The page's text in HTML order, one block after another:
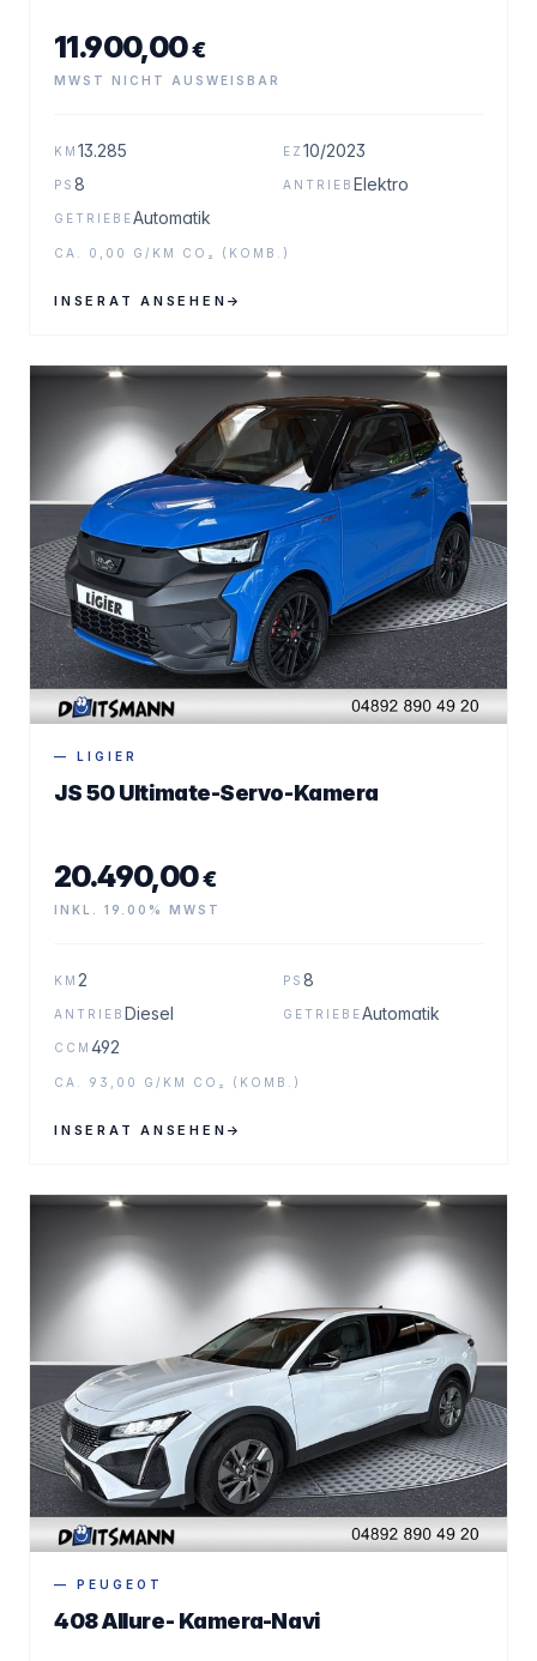
11.900,00€
MWST NICHT AUSWEISBAR
KM 13.285 EZ 10/2023
PS 8 ANTRIEB Elektro
GETRIEBEAutomatik
CA. 0,00 G/KM CO₂ (KOMB.)
INSERAT ANSEHEN →
— LIGIER
JS 50 Ultimate-Servo-Kamera
20.490,00€
INKL. 19.00% MWST
KM 2 PS 8
ANTRIEB Diesel GETRIEBEAutomatik
CCM 492
CA. 93,00 G/KM CO₂ (KOMB.)
INSERAT ANSEHEN →
— PEUGEOT
408 Allure- Kamera-Navi